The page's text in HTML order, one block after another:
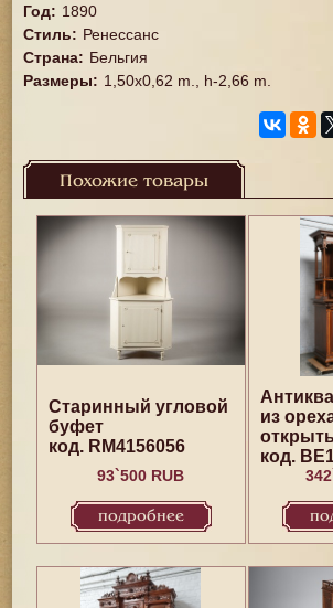
Год: 1890
Стиль: Ренессанс
Страна: Бельгия
Размеры: 1,50x0,62 m., h-2,66 m.
Похожие товары
Старинный угловой
буфет
код. RM4156056
93`500 RUB
подробнее
из
код.